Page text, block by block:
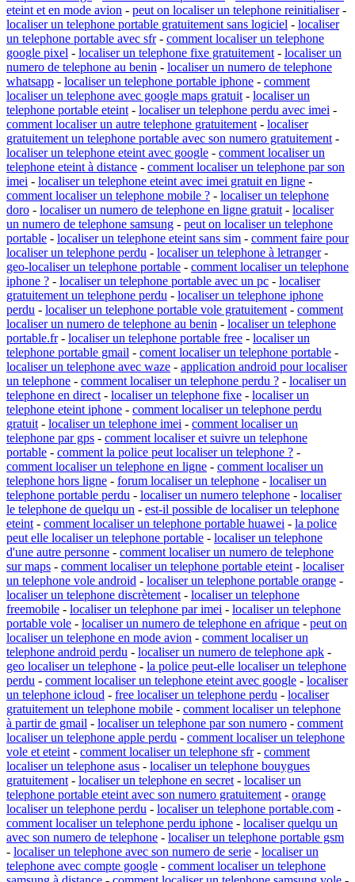
eteint et en mode avion - peut on localiser un telephone reinitialiser-
localiser un telephone portable gratuitement sans logiciel - localiser
un telephone portable avec sfr- comment localiser un telephone
google pixel - localiser un telephone fixe gratuitement - localiser un
numero de telephone au benin - localiser un numero de telephone
whatsapp - localiser un telephone portable iphone - comment
localiser un telephone avec google maps gratuit - localiser un
telephone portable eteint - localiser un telephone perdu avec imei -
comment localiser un autre telephone gratuitement - localiser
gratuitement un telephone portable avec son numero gratuitement -
localiser un telephone eteint avec google - comment localiser un
telephone eteint à distance - comment localiser un telephone par son
imei - localiser un telephone eteint avec imei gratuit en ligne -
comment localiser un telephone mobile ? - localiser un telephone
doro - localiser un numero de telephone en ligne gratuit - localiser
un numero de telephone samsung - peut on localiser un telephone
portable - localiser un telephone eteint sans sim - comment faire pour
localiser un telephone perdu - localiser un telephone à letranger-
geo-localiser un telephone portable - comment localiser un telephone
iphone ? - localiser un telephone portable avec un pc - localiser
gratuitement un telephone perdu - localiser un telephone iphone
perdu - localiser un telephone portable vole gratuitement - comment
localiser un numero de telephone au benin - localiser un telephone
portable.fr- localiser un telephone portable free - localiser un
telephone portable gmail - coment localiser un telephone portable -
localiser un telephone avec waze - application android pour localiser
un telephone - comment localiser un telephone perdu ? - localiser un
telephone en direct - localiser un telephone fixe - localiser un
telephone eteint iphone - comment localiser un telephone perdu
gratuit - localiser un telephone imei - comment localiser un
telephone par gps - comment localiser et suivre un telephone
portable - comment la police peut localiser un telephone ? -
comment localiser un telephone en ligne - comment localiser un
telephone hors ligne - forum localiser un telephone - localiser un
telephone portable perdu - localiser un numero telephone - localiser
le telephone de quelqu un - est-il possible de localiser un telephone
eteint - comment localiser un telephone portable huawei - la police
peut elle localiser un telephone portable - localiser un telephone
d'une autre personne - comment localiser un numero de telephone
sur maps - comment localiser un telephone portable eteint - localiser
un telephone vole android - localiser un telephone portable orange -
localiser un telephone discrètement - localiser un telephone
freemobile - localiser un telephone par imei - localiser un telephone
portable vole - localiser un numero de telephone en afrique - peut on
localiser un telephone en mode avion - comment localiser un
telephone android perdu - localiser un numero de telephone apk -
geo localiser un telephone - la police peut-elle localiser un telephone
perdu - comment localiser un telephone eteint avec google - localiser
un telephone icloud - free localiser un telephone perdu - localiser
gratuitement un telephone mobile - comment localiser un telephone
à partir de gmail - localiser un telephone par son numero - comment
localiser un telephone apple perdu - comment localiser un telephone
vole et eteint - comment localiser un telephone sfr- comment
localiser un telephone asus - localiser un telephone bouygues
gratuitement - localiser un telephone en secret - localiser un
telephone portable eteint avec son numero gratuitement - orange
localiser un telephone perdu - localiser un telephone portable.com -
comment localiser un telephone perdu iphone - localiser quelqu un
avec son numero de telephone - localiser un telephone portable gsm
- localiser un telephone avec son numero de serie - localiser un
telephone avec compte google - comment localiser un telephone